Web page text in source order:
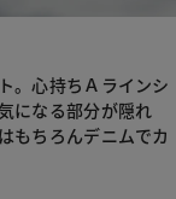
。心持ちＡラインシ
になる部分が隠れ
もちろんデニムでカ